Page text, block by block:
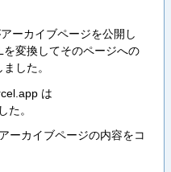
ーカイブページを公開し
変換してそのページへの
した。
は
た。
ーカイブページの内容をコ